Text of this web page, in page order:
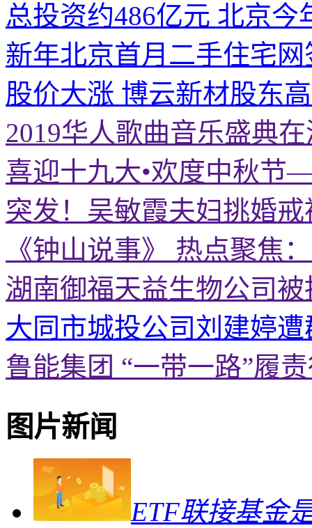
总投资约486亿元 北京今
新年北京首月二手住宅
股价大涨 博云新材股东
2019华人歌曲音乐盛典
喜迎十九大•欢度中秋节
突发！吴敏霞夫妇挑婚
《钟山说事》 热点聚焦
湖南御福天益生物公司
大同市城投公司刘建婷
鲁能集团 “一带一路”履
图片新闻
ETF联接基金